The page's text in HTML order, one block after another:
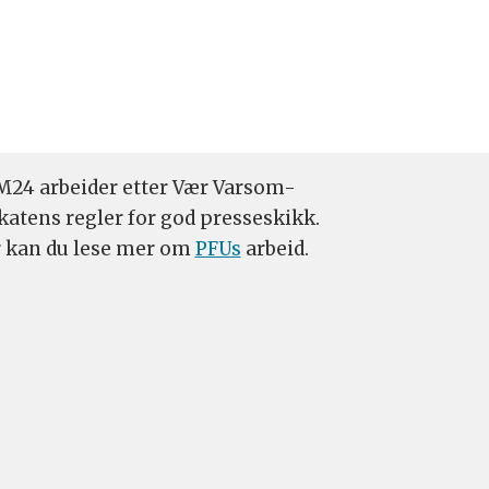
arbeider etter Vær Varsom-
regler for god presseskikk.
kan du lese mer omPFUs arbeid.